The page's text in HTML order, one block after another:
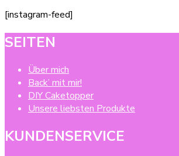
[instagram-feed]
SEITEN
Über mich
Back’ mit mir!
DIY Caketopper
Unsere liebsten Produkte
KUNDENSERVICE